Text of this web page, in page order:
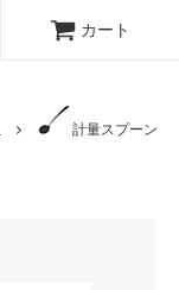
カート
計量スプーン